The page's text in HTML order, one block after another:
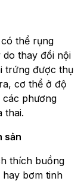
thể rụng
thay đổi nội
trứng được thụ
cơ thể ở độ
phương
thai.
sản
thích buồng
bơm tinh